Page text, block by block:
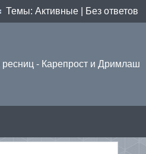
Темы: Активные Без ответов
- Карепрост и Дримлаш